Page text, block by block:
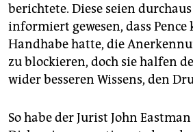
berichtete. Diese seien
informiert gewesen, dass Pence
Handhabe hatte, die
zu blockieren, doch sie halfen
wider besseren Wissens, den
So habe der Jurist John